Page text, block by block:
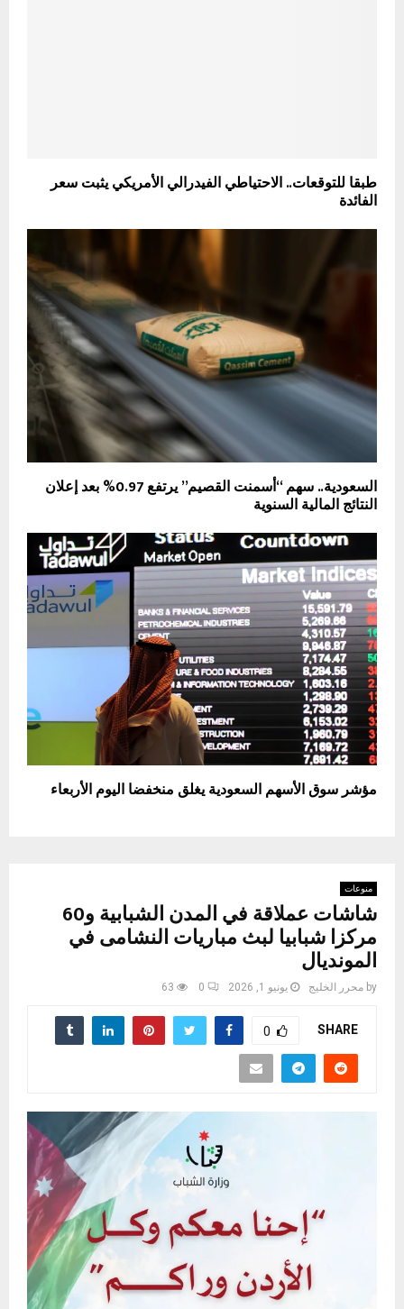
طبقا للتوقعات.. الاحتياطي الفيدرالي الأمريكي يثبت سعر
الفائدة
السعودية.. سهم “أسمنت القصيم” يرتفع 0.97% بعد إعلان
النتائج المالية السنوية
مؤشر سوق الأسهم السعودية يغلق منخفضا اليوم الأربعاء
منوعات
شاشات عملاقة في المدن الشبابية و60
مركزا شبابيا لبث مباريات النشامى في
المونديال
by محرر الخليج يونيو 1, 2026 0
63
SHARE
0